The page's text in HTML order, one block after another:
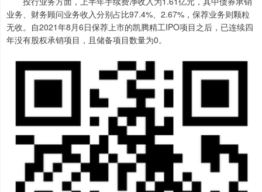
业务、财务顾问业务收入分别占比97.4%、2.67%，保荐业务则颗粒
无收。自2021年8月6日保荐上市的凯腾精工IPO项目之后，已连续四
年没有股权承销项目，且储备项目数量为0。